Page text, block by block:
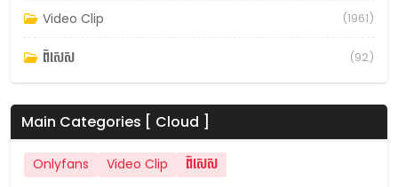
Video Clip (1961)
ពិសេស (92)
Main Categories [ Cloud ]
Onlyfans Video Clip ពិសេស